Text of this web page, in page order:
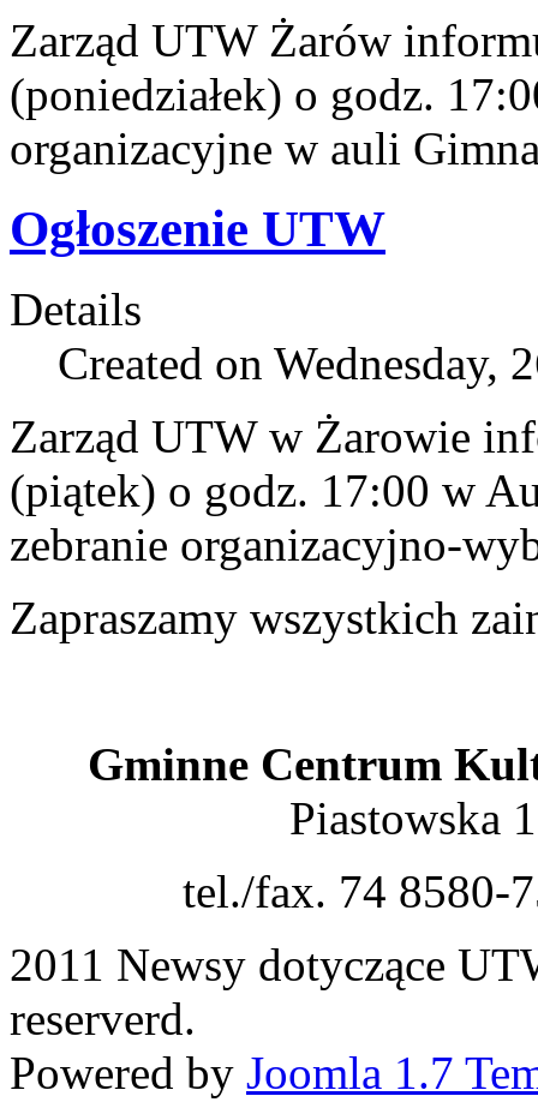
Zarząd UTW Żarów
(poniedziałek) o godz.
organizacyjne w auli
Ogłoszenie UTW
Details
Created on Wednesday,
Zarząd UTW w Żarowie
(piątek) o godz. 17:00 w
zebranie organizacyjno-
Zapraszamy wszystkich
Gminne Centrum
Piastowska
tel./fax. 74 8580-
2011 Newsy dotyczące
reserverd.
Powered by Joomla 1.7